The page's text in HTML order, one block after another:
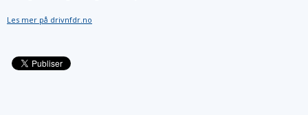
Les mer på drivnfdr.no